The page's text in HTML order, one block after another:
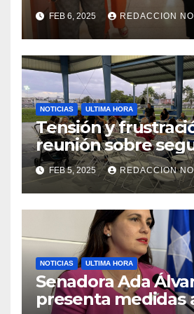
facilidades el
de la Salud en
FEB 6, 2025 REDACCION
NOTICIAS ULTIMA HORA
Tensión y
reunión sobre
Reparto
FEB 5, 2025 REDACCION
NOTICIAS ULTIMA HORA
Senadora Ada
presenta medidas